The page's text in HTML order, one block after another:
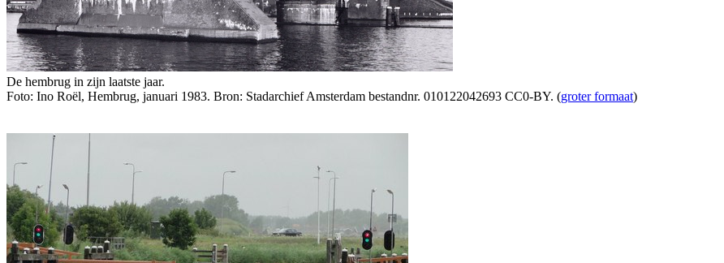
De hembrug in zijn laatste jaar.
Foto: Ino Roël, Hembrug, januari 1983. Bron: Stadarchief Amsterdam bestandnr. 010122042693 CC0-BY. (groter formaat)